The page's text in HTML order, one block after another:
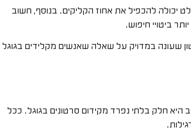
להכפיל את אחוז הקליקים. בנוסף, חשוב
ביטויי חיפוש.
שעונה במדויק על שאלה שאנשים מקלידים בגוגל
היא חלק בלתי נפרד מקידום סרטונים בגוגל. ככל